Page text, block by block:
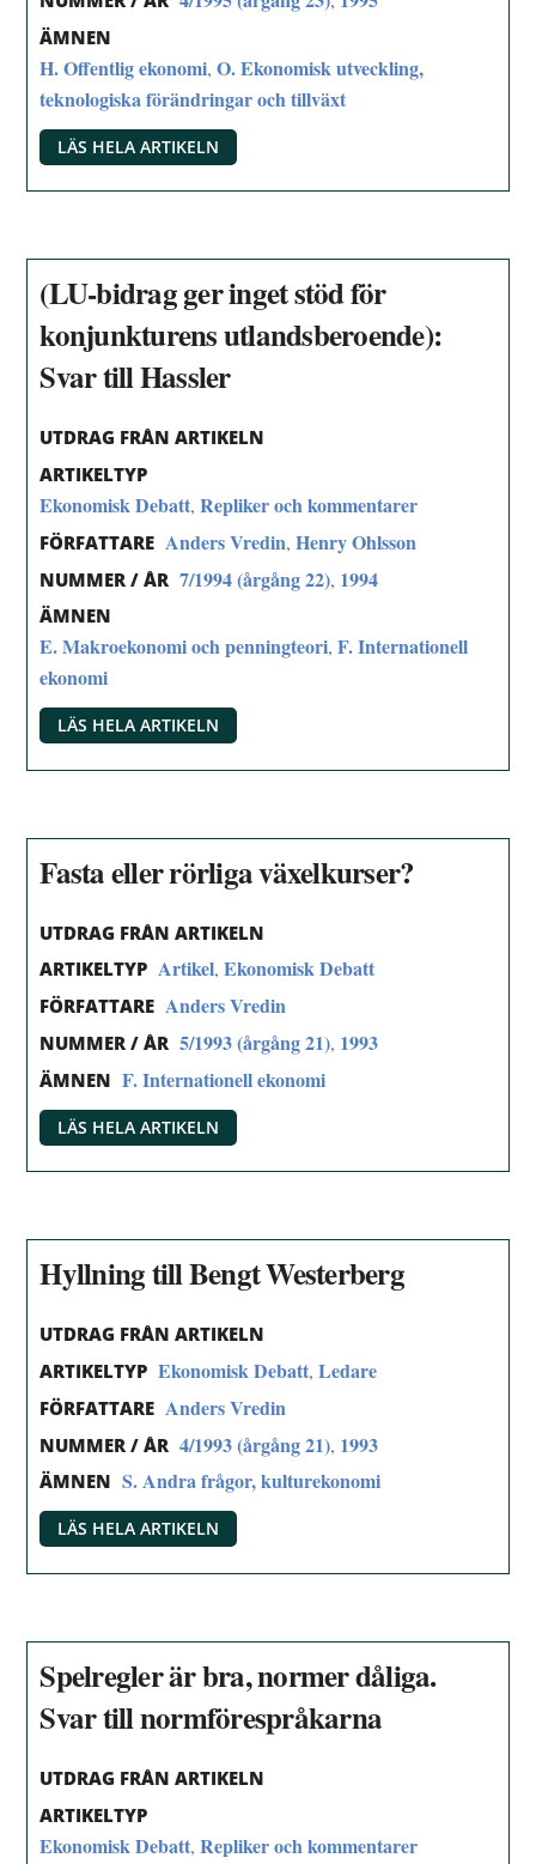
ÄMNEN
H. Offentlig ekonomi,O. Ekonomisk utveckling,
teknologiska förändringar och tillväxt
LÄS HELA ARTIKELN
(LU-bidrag ger inget stöd för
konjunkturens utlandsberoende):
Svar till Hassler
UTDRAG FRÅN ARTIKELN
ARTIKELTYP
Ekonomisk Debatt,Repliker och kommentarer
FÖRFATTARE Anders Vredin,Henry Ohlsson
NUMMER / ÅR 7/1994 (årgång 22), 1994
ÄMNEN
E. Makroekonomi och penningteori,F. Internationell
ekonomi
LÄS HELA ARTIKELN
Fasta eller rörliga växelkurser?
UTDRAG FRÅN ARTIKELN
ARTIKELTYP Artikel,Ekonomisk Debatt
FÖRFATTARE Anders Vredin
NUMMER / ÅR 5/1993 (årgång 21), 1993
ÄMNEN F. Internationell ekonomi
LÄS HELA ARTIKELN
Hyllning till Bengt Westerberg
UTDRAG FRÅN ARTIKELN
ARTIKELTYP Ekonomisk Debatt,Ledare
FÖRFATTARE Anders Vredin
NUMMER / ÅR 4/1993 (årgång 21), 1993
ÄMNEN S. Andra frågor, kulturekonomi
LÄS HELA ARTIKELN
Spelregler är bra, normer dåliga.
Svar till normförespråkarna
UTDRAG FRÅN ARTIKELN
ARTIKELTYP
Ekonomisk Debatt,Repliker och kommentarer